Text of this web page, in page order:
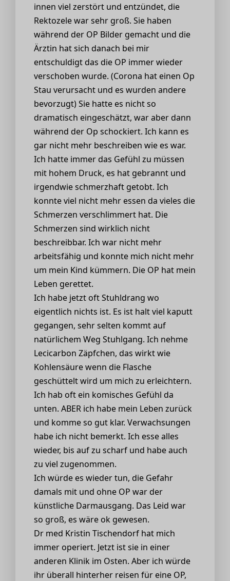
innen viel zerstört und entzündet, die
Rektozele war sehr groß. Sie haben
während der OP Bilder gemacht und die
Ärztin hat sich danach bei mir
entschuldigt das die OP immer wieder
verschoben wurde. (Corona hat einen Op
Stau verursacht und es wurden andere
bevorzugt) Sie hatte es nicht so
dramatisch eingeschätzt, war aber dann
während der Op schockiert. Ich kann es
gar nicht mehr beschreiben wie es war.
Ich hatte immer das Gefühl zu müssen
mit hohem Druck, es hat gebrannt und
irgendwie schmerzhaft getobt. Ich
konnte viel nicht mehr essen da vieles die
Schmerzen verschlimmert hat. Die
Schmerzen sind wirklich nicht
beschreibbar. Ich war nicht mehr
arbeitsfähig und konnte mich nicht mehr
um mein Kind kümmern. Die OP hat mein
Leben gerettet.
Ich habe jetzt oft Stuhldrang wo
eigentlich nichts ist. Es ist halt viel kaputt
gegangen, sehr selten kommt auf
natürlichem Weg Stuhlgang. Ich nehme
Lecicarbon Zäpfchen, das wirkt wie
Kohlensäure wenn die Flasche
geschüttelt wird um mich zu erleichtern.
Ich hab oft ein komisches Gefühl da
unten. ABER ich habe mein Leben zurück
und komme so gut klar. Verwachsungen
habe ich nicht bemerkt. Ich esse alles
wieder, bis auf zu scharf und habe auch
zu viel zugenommen.
Ich würde es wieder tun, die Gefahr
damals mit und ohne OP war der
künstliche Darmausgang. Das Leid war
so groß, es wäre ok gewesen.
Dr med Kristin Tischendorf hat mich
immer operiert. Jetzt ist sie in einer
anderen Klinik im Osten. Aber ich würde
ihr überall hinterher reisen für eine OP,